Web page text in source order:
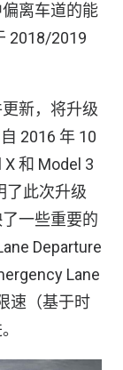
离车道的能
2018/2019
新，将升级
2016 年 10
和 Model 3
了此次升级
一些重要的
Departure
Lane
速（基于时